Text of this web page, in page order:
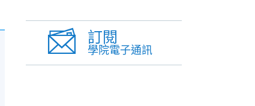
訂閱
學院電子通訊